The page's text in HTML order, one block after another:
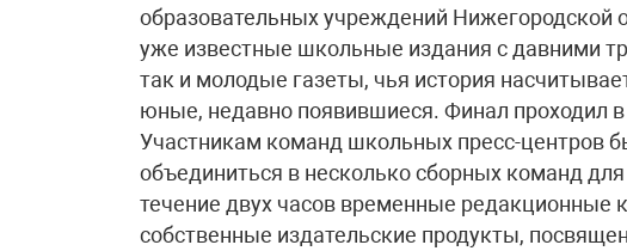
образовательных учреждений Нижегородской
уже известные школьные издания с давними
так и молодые газеты, чья история
юные, недавно появившиеся. Финал проходил
Участникам команд школьных пресс-центров
объединиться в несколько сборных команд
течение двух часов временные
собственные издательские продукты,